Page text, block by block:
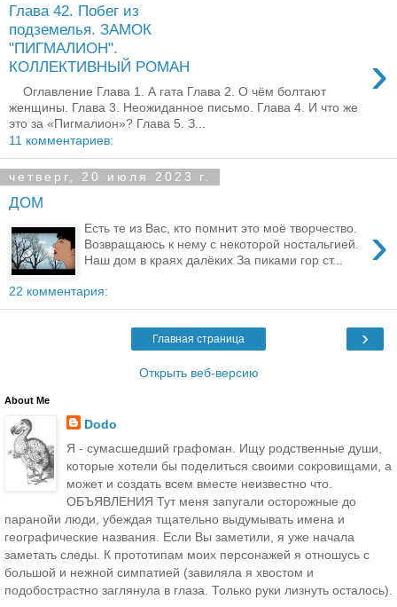
Глава 42. Побег из
подземелья. ЗАМОК
"ПИГМАЛИОН".
КОЛЛЕКТИВНЫЙ РОМАН
›
Оглавление Глава 1. А гата Глава 2. О чём болтают
женщины. Глава 3. Неожиданное письмо. Глава 4. И что же
это за «Пигмалион»? Глава 5. З...
11 комментариев:
четверг, 20 июля 2023 г.
ДОМ
›
Есть те из Вас, кто помнит это моё творчество.
Возвращаюсь к нему с некоторой ностальгией.
Наш дом в краях далёких За пиками гор ст...
22 комментария:
›
Главная страница
Открыть веб-версию
About Me
Dodo
Я - сумасшедший графоман. Ищу родственные души,
которые хотели бы поделиться своими сокровищами, а
может и создать всем вместе неизвестно что.
ОБЪЯВЛЕНИЯ Тут меня запугали осторожные до
паранойи люди, убеждая тщательно выдумывать имена и
географические названия. Если Вы заметили, я уже начала
заметать следы. К прототипам моих персонажей я отношусь с
большой и нежной симпатией (завиляла я хвостом и
подобострастно заглянула в глаза. Только руки лизнуть осталось).